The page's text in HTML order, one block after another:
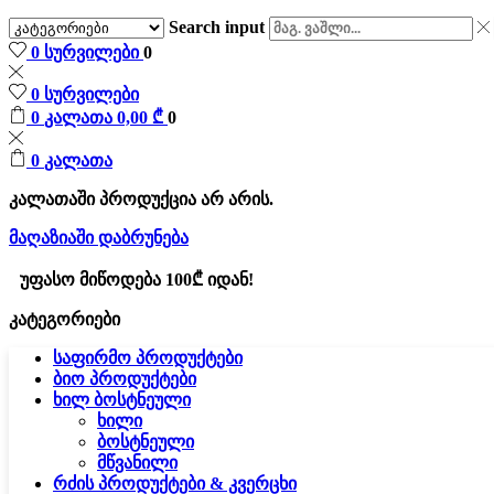
Search input
0 სურვილები0
0 სურვილები
0 კალათა 0,00 ₾ 0
0 კალათა
კალათაში პროდუქცია არ არის.
მაღაზიაში დაბრუნება
უფასო მიწოდება 100₾ იდან!
კატეგორიები
საფირმო პროდუქტები
ბიო პროდუქტები
ხილ ბოსტნეული
ხილი
ბოსტნეული
მწვანილი
რძის პროდუქტები & კვერცხი